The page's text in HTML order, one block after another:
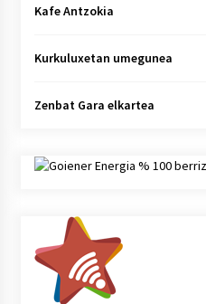
Kafe Antzokia
Kurkuluxetan umegunea
Zenbat Gara elkartea